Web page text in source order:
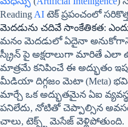
Reading AI టెక్ ప్రపంచంలో
మెదడును చదివే సాంకేతికత:
మనం మెదడులో ఏదైనా
స్క్రీన్ పై అక్షరాలుగా మారితే ఎలా
మాత్రమే కనిపించే ఈ అద్భుతం
మీడియా దిగ్గజం మెటా (Meta)
మార్చే ఒక అద్భుతమైన ఏఐ
పనిలేదు, నోటితో చెప్పాల్సిన
చాలు, టెక్స్ట్ మెసేజ్ వెళ్లిపోతుంది.